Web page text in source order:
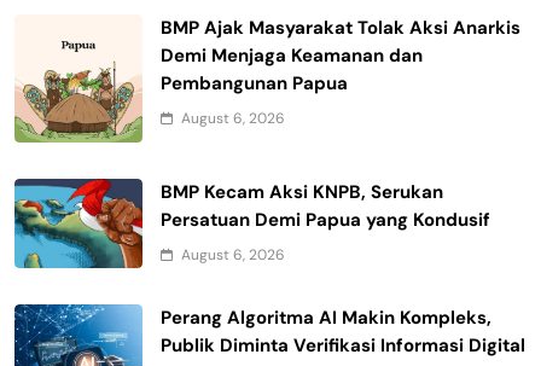
BMP Ajak Masyarakat Tolak Aksi Anarkis
Demi Menjaga Keamanan dan
Pembangunan Papua
August 6, 2026
BMP Kecam Aksi KNPB, Serukan
Persatuan Demi Papua yang Kondusif
August 6, 2026
Perang Algoritma AI Makin Kompleks,
Publik Diminta Verifikasi Informasi Digital